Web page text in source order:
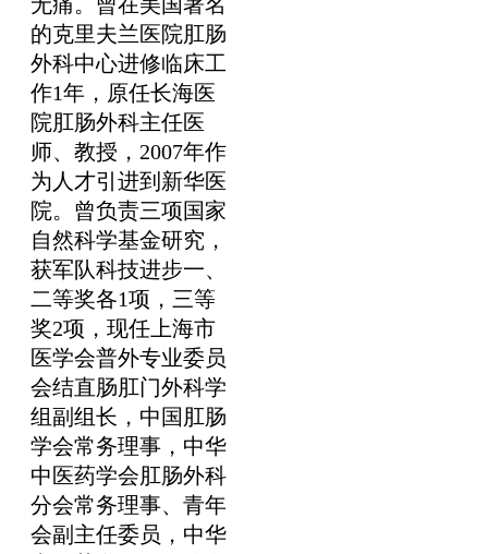
的克里夫兰医院肛肠
外科中心进修临床工
作1年，原任长海医
院肛肠外科主任医
师、教授，2007年作
为人才引进到新华医
院。曾负责三项国家
自然科学基金研究，
获军队科技进步一、
二等奖各1项，三等
奖2项，现任上海市
医学会普外专业委员
会结直肠肛门外科学
组副组长，中国肛肠
学会常务理事，中华
中医药学会肛肠外科
分会常务理事、青年
会副主任委员，中华